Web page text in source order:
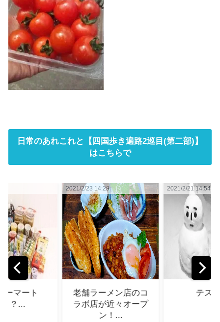
日常のあれこれと【四国歩き遍路2巡目(第二部)】
はこちらで
2021/2/21 14:54
テスト...
2021/3/
函
老舗ラーメン店のコ
ラボ店が近々オープ